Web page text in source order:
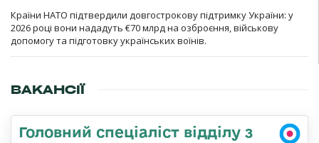
Країни НАТО підтвердили довгострокову підтримку України: у
2026 році вони нададуть €70 млрд на озброєння, військову
допомогу та підготовку українських воїнів.
ВАКАНСІЇ
Головний спеціаліст відділу з